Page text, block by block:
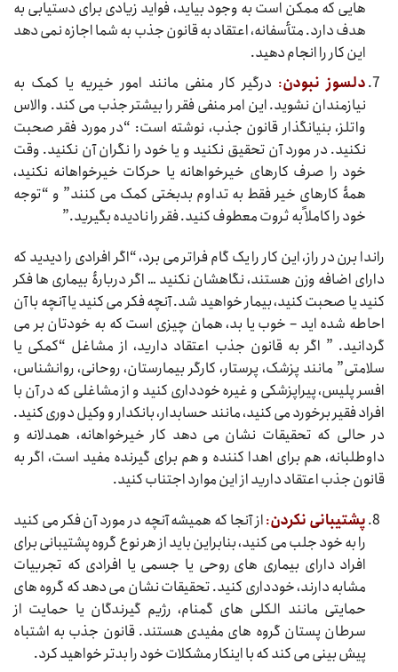
هایی که ممکن است به وجود بیاید، فواید زیادی برای دستیابی به
هدف دارد. متأسفانه، اعتقاد به قانون جذب به شما اجازه نمی دهد
این کار را انجام دهید.
دلسوز نبودن: درگیر کار منفی مانند امور خیریه یا کمک به
نیازمندان نشوید. این امر منفی فقر را بیشتر جذب می کند. والاس
واتلز، بنیانگذار قانون جذب، نوشته است: “در مورد فقر صحبت
نکنید. در مورد آن تحقیق نکنید و یا خود را نگران آن نکنید. وقت
خود را صرف کارهای خیرخواهانه یا حرکات خیرخواهانه نکنید،
همۀ کارهای خیر فقط به تداوم بدبختی کمک می کنند” و “توجه
خود را کاملاً به ثروت معطوف کنید. فقر را نادیده بگیرید.”
راندا برن در راز، این کار را یک گام فراتر می برد، “اگر افرادی را دیدید که
دارای اضافه وزن هستند، نگاهشان نکنید … اگر دربارۀ بیماری ها فکر
کنید یا صحبت کنید، بیمار خواهید شد. آنچه فکر می کنید یا آنچه با آن
احاطه شده اید – خوب یا بد، همان چیزی است که به خودتان بر می
گردانید. ” اگر به قانون جذب اعتقاد دارید، از مشاغل “کمکی یا
سلامتی” مانند پزشک، پرستار، کارگر بیمارستان، روحانی، روانشناس،
افسر پلیس، پیراپزشکی و غیره خودداری کنید و از مشاغلی که در آن با
افراد فقیر برخورد می کنید، مانند حسابدار، بانکدار و وکیل دوری کنید.
در حالی که تحقیقات نشان می دهد کار خیرخواهانه، همدلانه و
داوطلبانه، هم برای اهدا کننده و هم برای گیرنده مفید است، اگر به
قانون جذب اعتقاد دارید از این موارد اجتناب کنید.
پشتیبانی نکردن:از آنجا که همیشه آنچه در مورد آن فکر می کنید
را به خود جلب می کنید، بنابراین باید از هر نوع گروه پشتیبانی برای
افراد دارای بیماری های روحی یا جسمی یا افرادی که تجربیات
مشابه دارند، خودداری کنید. تحقیقات نشان می دهد که گروه های
حمایتی مانند الکلی های گمنام، رژیم گیرندگان یا حمایت از
سرطان پستان گروه های مفیدی هستند. قانون جذب به اشتباه
پیش بینی می کند که با اینکار مشکلات خود را بدتر خواهید کرد.